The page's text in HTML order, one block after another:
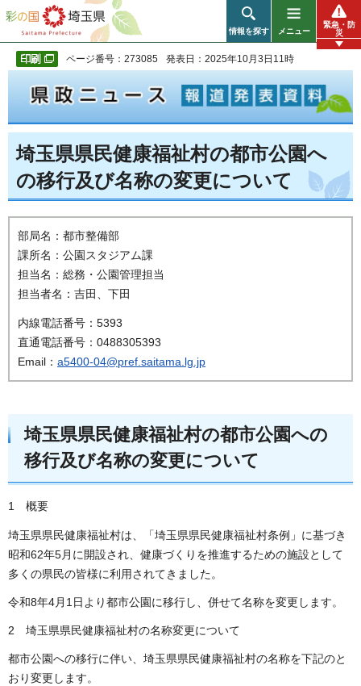
彩の国 埼玉県
情報を探す メニュー
緊急・防
災
ページ番号：273085 発表日：2025年10月3日11時
埼玉県県民健康福祉村の都市公園へ
の移行及び名称の変更について
部局名：都市整備部
課所名：公園スタジアム課
担当名：総務・公園管理担当
担当者名：吉田、下田
内線電話番号：5393
直通電話番号：0488305393
Email： a5400-04@pref.saitama.lg.jp
埼玉県県民健康福祉村の都市公園への
移行及び名称の変更について
1 概要
埼玉県県民健康福祉村は、「埼玉県県民健康福祉村条例」に基づき
昭和62年5月に開設され、健康づくりを推進するための施設として
多くの県民の皆様に利用されてきました。
令和8年4月1日より都市公園に移行し、併せて名称を変更します。
2 埼玉県県民健康福祉村の名称変更について
都市公園への移行に伴い、埼玉県県民健康福祉村の名称を下記のと
おり変更します。